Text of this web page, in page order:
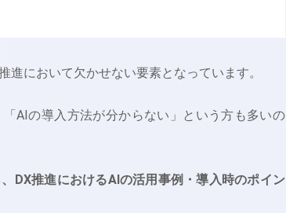
進において欠かせない要素となっています。
AIの導入方法が分からない」という方も多いの
DX推進におけるAIの活用事例・導入時のポイン